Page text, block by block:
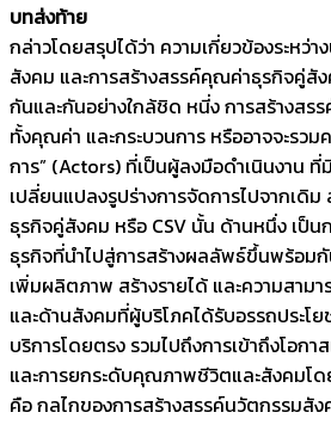
บทส่งท้าย
กล่าวโดยสรุปได้ว่า ความเกี่ยวข้องระหว่
สังคม และการสร้างสรรค์คุณค่าธุรกิจคู่สั
กันและกันอย่างใกล้ชิด หนี่ง การสร้างสรร
ทั้งคุณค่า และกระบวนการ หรืออาจจะรวม
การ” (Actors) ที่เป็นผู้ลงมือดำเนินงาน ที่
เปลี่ยนแปลงรูปร่างการจัดการไปจากเดิ
ธุรกิจคู่สังคม หรือ CSV นั้น ด้านหนึ่ง เป็น
ธุรกิจที่นำไปสู่การสร้างผลลัพธ์ขึ้นพร้อ
เพิ่มผลิตภาพ สร้างรายได้ และความสาม
และด้านสังคมที่ผู้บริโภคได้รับอรรถประ
บริการโดยตรง รวมไปถึงการเข้าถึงโอกา
และการยกระดับคุณภาพชีวิตและสังคมโ
คือ กลไกของการสร้างสรรค์นวัตกรรมสั